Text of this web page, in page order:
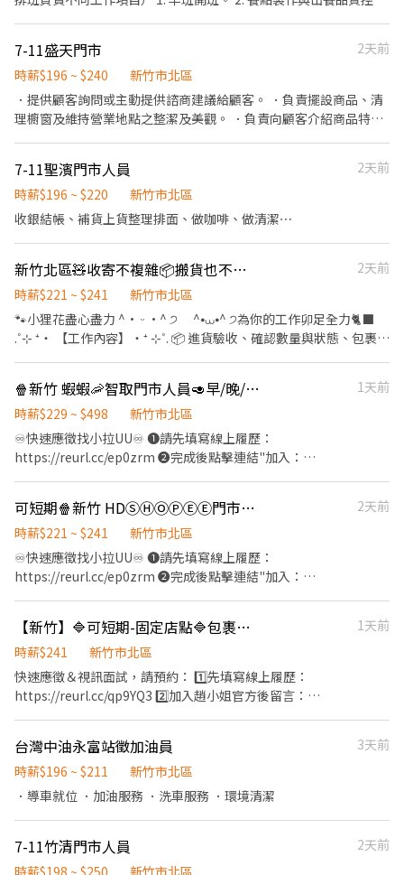
飲銷售及顧客服務。 8. 結帳、收銀等工作。 9. 環境衛生維護及食品
安全管理。 10.依照人力需求排班。 11.接受團隊工作、注重整潔/美
味餐食。 12.激勵獎金、享受美味供餐。 無經驗可，著重在有衛生
觀念、耐心、細心，不怕餐飲及繁複工作。 詳細可面談討論，誠懇
7-11盛天門市
2天前
時薪$196 ~ $240
新竹市北區
．提供顧客詢問或主動提供諮商建議給顧客。 ．負責擺設商品、清
理櫥窗及維持營業地點之整潔及美觀。 ．負責向顧客介紹商品特
束營業前，統計銷售情形、盤點貨品存量及撰寫當日業務報表。
7-11聖濱門市人員
2天前
時薪$196 ~ $220
新竹市北區
收銀結帳、補貨上貨整理排面、做咖啡、做清潔⋯
新竹北區🧸收寄不複雜📦搬貨也不怕💪🧤荷包飽飽啦🦐💰🅢Ⓗ🅞Ⓟ🅔Ⓔ門市人員
2天前
時薪$221 ~ $241
新竹市北區
🐾小狸花盡心盡力 ^• ᵕ •^ ੭ ^⦁⩊⦁^ ੭為你的工作卯足全力🐈‍⬛
.˚⊹ ⁺‧ 【工作內容】‧⁺ ⊹˚. 📦 進貨驗收、確認數量與狀態、包裹上
營運需求，彈性調整工作內容 .˚⊹ ⁺‧ 【上班時間】‧⁺ ⊹˚. ☀️ 早
班：09:00~13:00 ☀️ 午班：13:00~17:00 🌙 晚班：18:00~22:00 .˚⊹
⁺‧ 【 休假制度】‧⁺ ⊹˚. 📌 採排休制（無固定休） 🗓️ 周一至週日皆
可排班 ⭕ 可周休六、日 .˚⊹ ⁺‧ 【超級亮點】‧⁺ ⊹˚. ❤️ 合法合規：
合法投保、合法給薪 🧡 推薦獎金：找朋友來上班也有錢拿 💛 線上
顧：交通工具油資修繕，我們挺你 💜 族群友善：身份不設限，歡迎
各種背景的你！ .˚⊹ ⁺‧ 【 工作地點】‧⁺ ⊹˚. 新竹四維 - HD店 新竹
入 🅻🅸🅽🅴：https://lin.ee/8rsUSDv 🤟 留言「姓名＋電話＋截圖
職缺」就能聯繫上～ 若想參考其他職缺，可以到我的Threads，看
更多更多的職缺喔♬ My Threads：tsaipei_ruby
https://reurl.cc/7b2vad 別害羞❌別害怕❌找工作聯繫我⭕
🍿新竹 蝦蝦🦐智取門市人員🥑早/晚/假日班
1天前
時薪$229 ~ $498
新竹市北區
♾️快速應徵找小拉UU♾️ ❶請先填寫線上履歷：
https://reurl.cc/ep0zrm ❷完成後點擊連結"加入：
運、盤點、理貨、上架 🧹 維持門市環境及清潔 🏃‍♂️ 單日需跑點 1～5
間門市 🔄 配合蝦皮店到店工作內容及鄰近有人店支援 💡 提供完整
教育訓練＋店面實習，新手也OK！ ◆上班時間&薪資 💰時薪229 晚
班另有獎金+20=時薪249 ⏰ 時段： 早班：07:30-12:30、08:30-
13:30 晚班：17:30-23:30、18:30-23:30、17:30-22:30 👉 彈性排班
17:30-23:30 👉 彈性排班2~6小時，視情況需加班 . 📅 一週至少給班
4 天（假日需能配合） ⚠️ 需配合加班，搬運重物（約 15 公斤） - ◆
上班地點 主要門市(需跑鄰近智取門市) 新竹四維 - 智取店 新竹市北
區四維路36號1樓 新竹湳中 - 智取店 新竹市北區湳中街107號1樓 新
竹北新 - 智取店 新竹市北區北新街135號1樓 新竹慈雲 - 智取店 新竹
市東區慈雲路125號1、2樓 新竹竹蓮 - 智取店 新竹市東區南大路
382號1樓 新竹鐵道 - 智取店 新竹市東區鐵道路一段28巷81號1樓 新
竹市東區光復路一段45號1樓 ॰ॱꕤ*｡ﾟ॰ॱꕤ*｡ﾟ॰ॱꕤ*｡ﾟ॰ॱꕤ*｡ﾟ॰ॱꕤ*｡ﾟ 🎯
員工福利 🛡️ 勞保、團保、勞退：保障你的未來與安全！ ⛽ 油資/修
繕補貼：車子🛵有保障，油資與維修費享 10% 補貼！ 🫰🏻 推薦獎
金：成功推薦朋友加入，可享 600 元推薦獎金！ 🏅 國定假日加倍奉
還：雙倍時薪工作更有動力！ ⚠️缺額變化快速，先搶先贏~
可短期🍿新竹 HDⓈⒽⓄⓅⒺⒺ門市門市人員🥑早/午/晚班
2天前
時薪$221 ~ $241
新竹市北區
♾️快速應徵找小拉UU♾️ ❶請先填寫線上履歷：
https://reurl.cc/ep0zrm ❷完成後點擊連結"加入：
業，確認包裹數量與狀態無誤 2. 執行店到家宅配包裹上架 3. 進行揀
貨、打包作業，並將包裹上架至智取櫃 4. 紀錄騎手取件紀錄與配送
順序符合建議配送順序，並回報給宅配區經理 5. 維持門市作業區整
潔，執行日常清潔與環境維護 6. 配合蝦皮店到店相關營運需求，彈
性調整工作內容 ◆上班時間&薪資 💰時薪221 晚班另有獎金+20=時
18:00~22:00 👉 彈性排班 2～4小時，視情況需加班 . 📅 一週至少給
班 4 天（假日需能配合） ⚠️ 需配合加班，搬運重物（約 15 公斤） -
॰ॱꕤ*｡ﾟ 🎯員工福利 🛡️ 勞保、團保、勞退：保障你的未來與安全！ ⛽
油資/修繕補貼：車子🛵有保障，油資與維修費享 10% 補貼！ 🫰🏻
推薦獎金：成功推薦朋友加入，可享 600 元推薦獎金！ 🏅 國定假日
【新竹】🔷可短期-固定店點🔷包裹取貨門市人員🔷快速上工
1天前
時薪$241
新竹市北區
快速應徵＆視訊面試，請預約： 1️⃣先填寫線上履歷：
https://reurl.cc/qp9YQ3 2️⃣加入趙小姐官方後留言：
店點 不須跑點) ❶負責進貨驗收作業，確認包裹數量與狀態無誤 ❷
執行店到家宅配包裹上架 ❸進行揀貨、打包作業，並將包裹上架至
智取櫃 ❹紀錄騎手取件紀錄與配送順序符合建議配送順序，並回報
班：07:30 - 13:30 午班：13:30 - 17:30 晚班：19:30 - 23:30 🔷 薪資
早班時薪$221 午班時薪$221 晚班時薪$241 🔷 工作地點：新竹四維
台灣中油永富站徵加油員
3天前
時薪$196 ~ $211
新竹市北區
．導車就位 ．加油服務 ．洗車服務 ．環境清潔
7-11竹清門市人員
2天前
時薪$198 ~ $250
新竹市北區